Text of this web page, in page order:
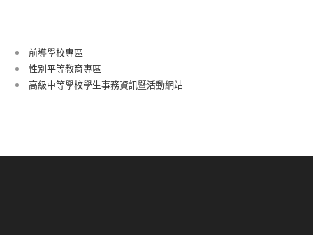
前導學校專區
性別平等教育專區
高級中等學校學生事務資訊暨活動網站